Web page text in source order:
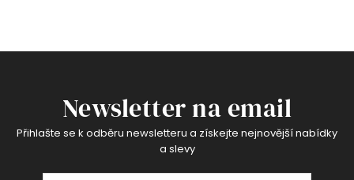
Newsletter na email
Přihlašte se k odběru newsletteru a získejte nejnovější nabídky
a slevy